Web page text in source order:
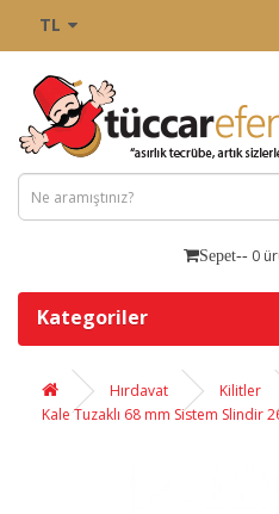
TL
Sepet-- 0
Kategoriler
Hırdavat
Kilitler
Kale Tuzaklı 68 mm Sistem Slindir